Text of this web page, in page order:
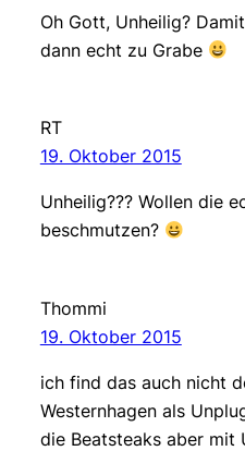
Oh Gott, Unheilig?
dann echt zu Grabe
RT
19. Oktober 2015
Unheilig??? Wollen die
beschmutzen?
Thommi
19. Oktober 2015
ich find das auch nicht
Westernhagen als
die Beatsteaks aber mit